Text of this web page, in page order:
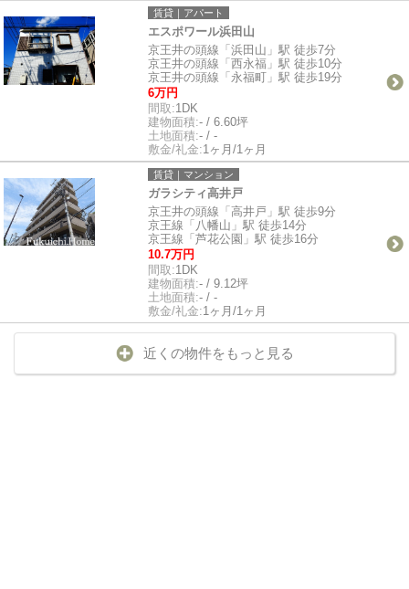
賃貸｜アパート
エスポワール浜田山
京王井の頭線「浜田山」駅 徒歩7分
京王井の頭線「西永福」駅 徒歩10分
京王井の頭線「永福町」駅 徒歩19分
6万円
間取:1DK
建物面積:- / 6.60坪
土地面積:- / -
敷金/礼金:1ヶ月/1ヶ月
賃貸｜マンション
ガラシティ高井戸
京王井の頭線「高井戸」駅 徒歩9分
京王線「八幡山」駅 徒歩14分
京王線「芦花公園」駅 徒歩16分
10.7万円
間取:1DK
建物面積:- / 9.12坪
土地面積:- / -
敷金/礼金:1ヶ月/1ヶ月
近くの物件をもっと見る